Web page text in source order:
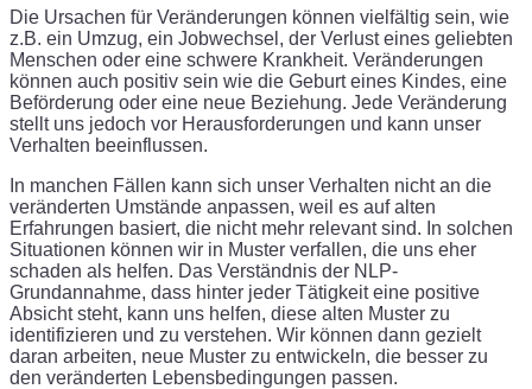
Die Ursachen für Veränderungen können vielfältig sein, wie
z.B. ein Umzug, ein Jobwechsel, der Verlust eines geliebten
Menschen oder eine schwere Krankheit. Veränderungen
können auch positiv sein wie die Geburt eines Kindes, eine
Beförderung oder eine neue Beziehung. Jede Veränderung
stellt uns jedoch vor Herausforderungen und kann unser
Verhalten beeinflussen.
In manchen Fällen kann sich unser Verhalten nicht an die
veränderten Umstände anpassen, weil es auf alten
Erfahrungen basiert, die nicht mehr relevant sind. In solchen
Situationen können wir in Muster verfallen, die uns eher
schaden als helfen. Das Verständnis der NLP-
Grundannahme, dass hinter jeder Tätigkeit eine positive
Absicht steht, kann uns helfen, diese alten Muster zu
identifizieren und zu verstehen. Wir können dann gezielt
daran arbeiten, neue Muster zu entwickeln, die besser zu
den veränderten Lebensbedingungen passen.